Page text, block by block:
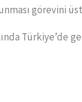
görevini
Türkiye’de